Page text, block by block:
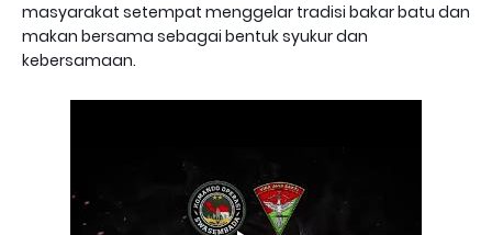
masyarakat setempat menggelar tradisi bakar batu dan
makan bersama sebagai bentuk syukur dan
kebersamaan.